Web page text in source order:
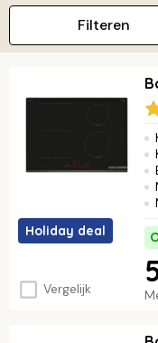
boordevol slimme
ook leuker maken. Bij
perfecte Bosch
Filteren
Holiday deal
Vergelijk